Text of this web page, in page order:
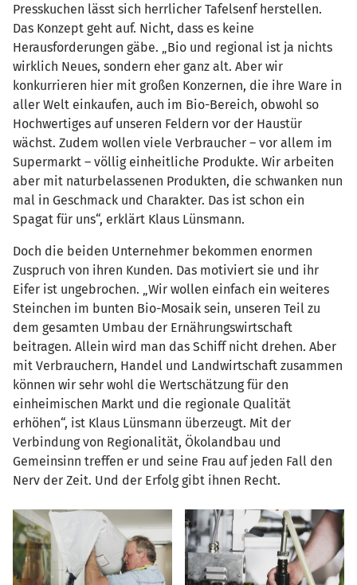
Presskuchen lässt sich herrlicher Tafelsenf herstellen.
Das Konzept geht auf. Nicht, dass es keine
Herausforderungen gäbe. „Bio und regional ist ja nichts
wirklich Neues, sondern eher ganz alt. Aber wir
konkurrieren hier mit großen Konzernen, die ihre Ware in
aller Welt einkaufen, auch im Bio-Bereich, obwohl so
Hochwertiges auf unseren Feldern vor der Haustür
wächst. Zudem wollen viele Verbraucher – vor allem im
Supermarkt – völlig einheitliche Produkte. Wir arbeiten
aber mit naturbelassenen Produkten, die schwanken nun
mal in Geschmack und Charakter. Das ist schon ein
Spagat für uns“, erklärt Klaus Lünsmann.
Doch die beiden Unternehmer bekommen enormen
Zuspruch von ihren Kunden. Das motiviert sie und ihr
Eifer ist ungebrochen. „Wir wollen einfach ein weiteres
Steinchen im bunten Bio-Mosaik sein, unseren Teil zu
dem gesamten Umbau der Ernährungswirtschaft
beitragen. Allein wird man das Schiff nicht drehen. Aber
mit Verbrauchern, Handel und Landwirtschaft zusammen
können wir sehr wohl die Wertschätzung für den
einheimischen Markt und die regionale Qualität
erhöhen“, ist Klaus Lünsmann überzeugt. Mit der
Verbindung von Regionalität, Ökolandbau und
Gemeinsinn treffen er und seine Frau auf jeden Fall den
Nerv der Zeit. Und der Erfolg gibt ihnen Recht.